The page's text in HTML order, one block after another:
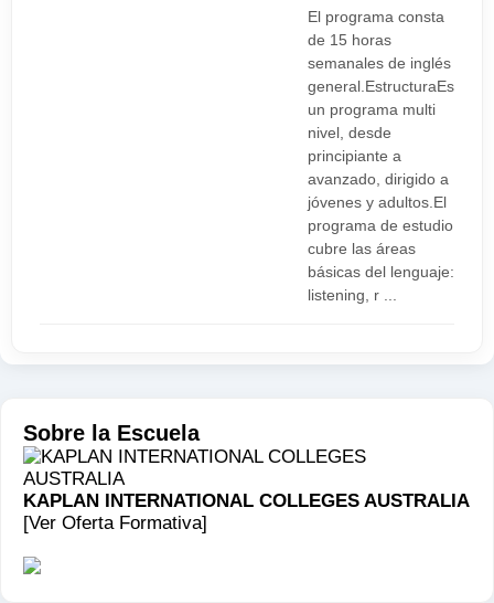
El programa consta
de 15 horas
semanales de inglés
general.EstructuraEs
un programa multi
nivel, desde
principiante a
avanzado, dirigido a
jóvenes y adultos.El
programa de estudio
cubre las áreas
básicas del lenguaje:
listening, r ...
Sobre la Escuela
KAPLAN INTERNATIONAL COLLEGES AUSTRALIA
[Ver Oferta Formativa]